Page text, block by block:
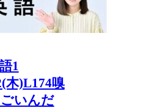
1
木)L174嗅
いんだ